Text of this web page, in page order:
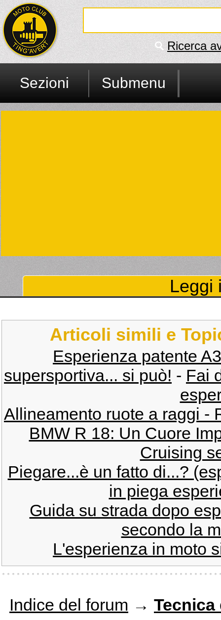
Ricerca
Sezioni Submenu
Leggi
Articoli simili e
Esperienza patente
supersportiva... si può! - Fai
Allineamento ruote a raggi -
BMW R 18: Un Cuore
Cruising
Piegare...è un fatto di...?
in piega
Guida su strada dopo
secondo la
L'esperienza in moto
Indice del forum → Tecnica